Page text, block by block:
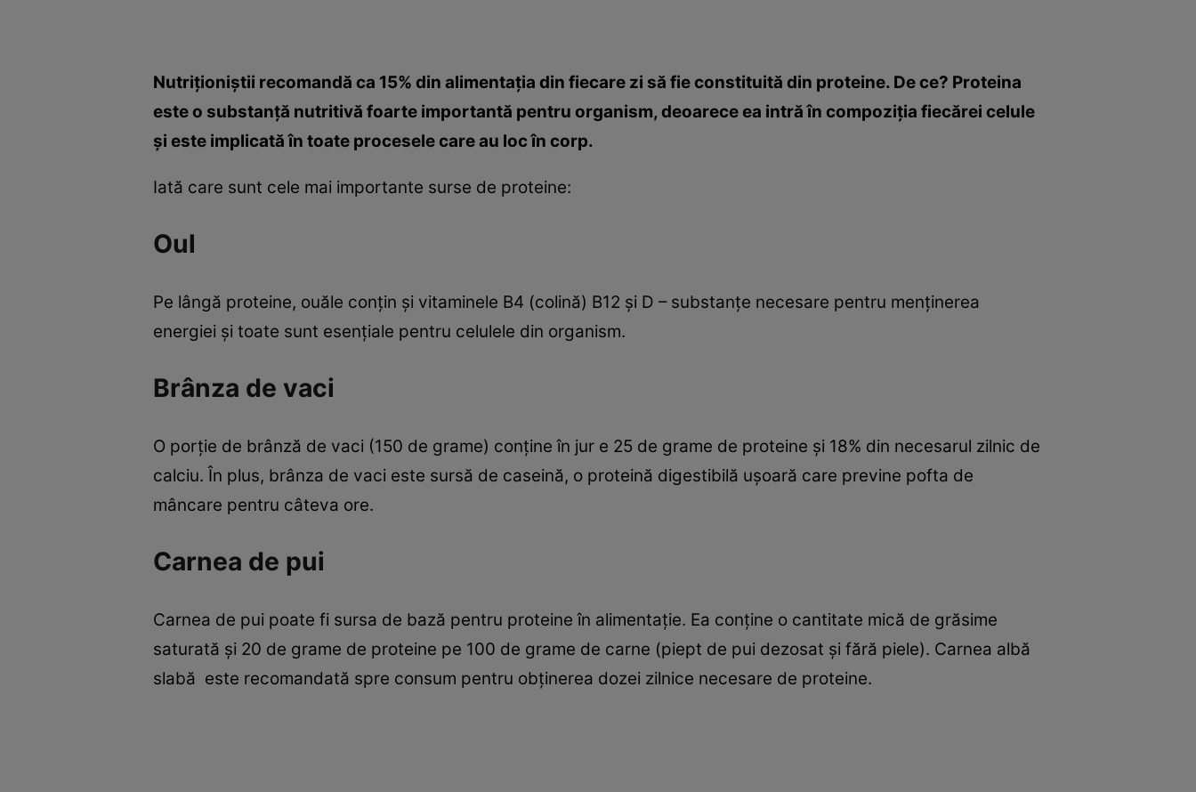
Nutriţioniştii recomandă ca 15% din alimentaţia din fiecare zi să fie constituită din proteine. De ce? Proteina
este o substanţă nutritivă foarte importantă pentru organism, deoarece ea intră în compoziţia fiecărei celule
şi este implicată în toate procesele care au loc în corp.
Iată care sunt cele mai importante surse de proteine:
Oul
Pe lângă proteine, ouăle conţin şi vitaminele B4 (colină) B12 şi D – substanţe necesare pentru menţinerea
energiei şi toate sunt esenţiale pentru celulele din organism.
Brânza de vaci
O porţie de brânză de vaci (150 de grame) conţine în jur e 25 de grame de proteine şi 18% din necesarul zilnic de
calciu. În plus, brânza de vaci este sursă de caseină, o proteină digestibilă uşoară care previne pofta de
mâncare pentru câteva ore.
Carnea de pui
Carnea de pui poate fi sursa de bază pentru proteine în alimentaţie. Ea conţine o cantitate mică de grăsime
saturată şi 20 de grame de proteine pe 100 de grame de carne (piept de pui dezosat şi fără piele). Carnea albă
slabă este recomandată spre consum pentru obţinerea dozei zilnice necesare de proteine.